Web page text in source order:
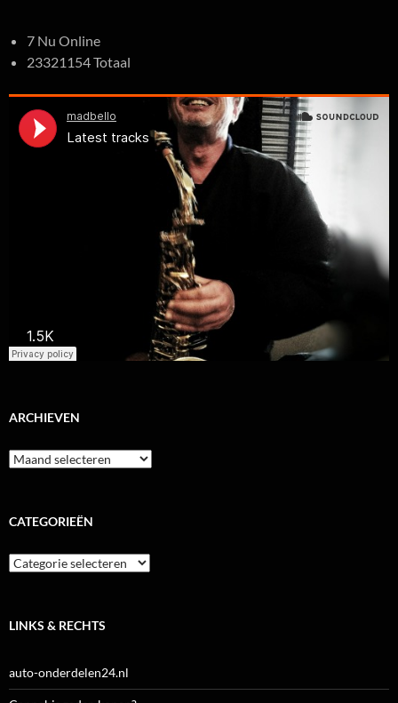
7 Nu Online
23321154 Totaal
ARCHIEVEN
Archieven
CATEGORIEËN
Categorieën
LINKS & RECHTS
auto-onderdelen24.nl